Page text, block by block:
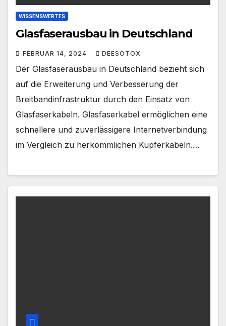
WISSENSWERTES
Glasfaserausbau in Deutschland
FEBRUAR 14, 2024 DEESOTOX
Der Glasfaserausbau in Deutschland bezieht sich
auf die Erweiterung und Verbesserung der
Breitbandinfrastruktur durch den Einsatz von
Glasfaserkabeln. Glasfaserkabel ermöglichen eine
schnellere und zuverlässigere Internetverbindung
im Vergleich zu herkömmlichen Kupferkabeln.…